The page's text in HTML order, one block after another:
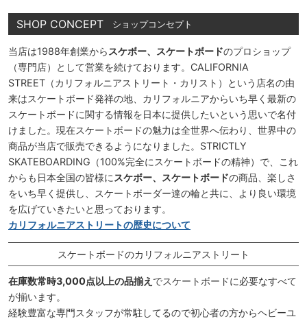
SHOP CONCEPT ショップコンセプト
当店は1988年創業から スケボー、スケートボードのプロショップ
（専門店）として営業を続けております。CALIFORNIA
STREET（カリフォルニアストリート・カリスト）という店名の由
来はスケートボード発祥の地、カリフォルニアからいち早く最新の
スケートボードに関する情報を日本に提供したいという思いで名付
けました。現在スケートボードの魅力は全世界へ伝わり、世界中の
商品が当店で販売できるようになりました。STRICTLY
SKATEBOARDING（100%完全にスケートボードの精神）で、これ
からも日本全国の皆様に スケボー、スケートボードの商品、楽しさ
をいち早く提供し、スケートボーダー達の輪と共に、より良い環境
を広げていきたいと思っております。
カリフォルニアストリートの歴史について
スケートボードのカリフォルニアストリート
在庫数常時3,000点以上の品揃え でスケートボードに必要なすべて
が揃います。
経験豊富な専門スタッフが常駐してるので初心者の方からヘビーユ